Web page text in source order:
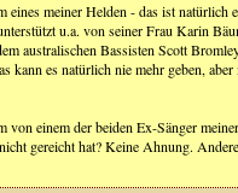
eines meiner Helden - das ist
u.a. von seiner Frau Karin
australischen Bassisten Scott
kann es natürlich nie mehr geben,
von einem der beiden Ex-Sänger
gereicht hat? Keine Ahnung.